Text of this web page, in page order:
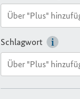
Schlagwort